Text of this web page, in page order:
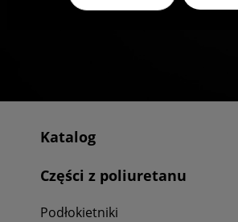
Katalog
Części z poliuretanu
Podłokietniki